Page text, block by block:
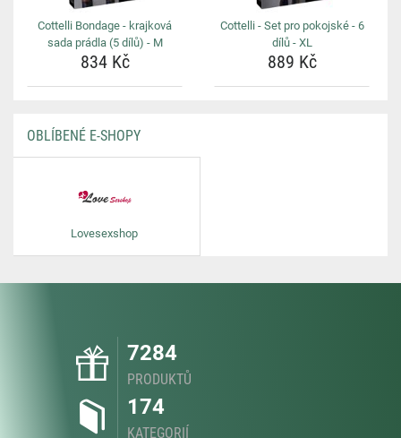
Cottelli Bondage - krajková
sada prádla (5 dílů) - M
834 Kč
Cottelli - Set pro pokojské - 6
dílů - XL
889 Kč
OBLÍBENÉ E-SHOPY
Lovesexshop
7284
PRODUKTŮ
174
KATEGORIÍ